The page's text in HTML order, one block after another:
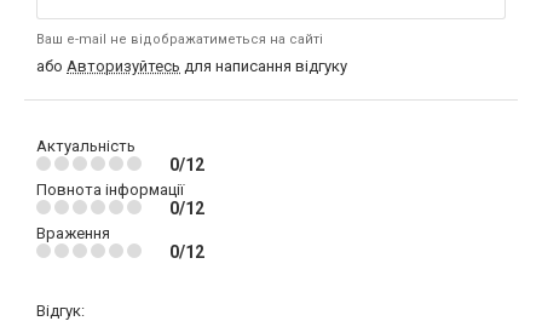
Ваш e-mail не відображатиметься на сайті
або Авторизуйтесь для написання відгуку
Актуальність
0/12
Повнота інформації
0/12
Враження
0/12
Відгук: